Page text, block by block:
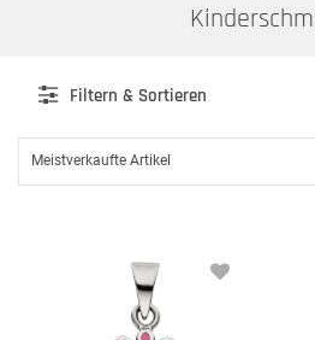
Filtern & Sortieren